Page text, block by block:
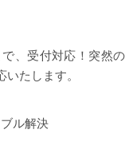
、受付対応！突然の
たします。